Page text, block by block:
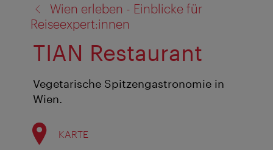
Wien erleben - Einblicke für
Reiseexpert:innen
TIAN Restaurant
Vegetarische Spitzengastronomie in
Wien.
KARTE